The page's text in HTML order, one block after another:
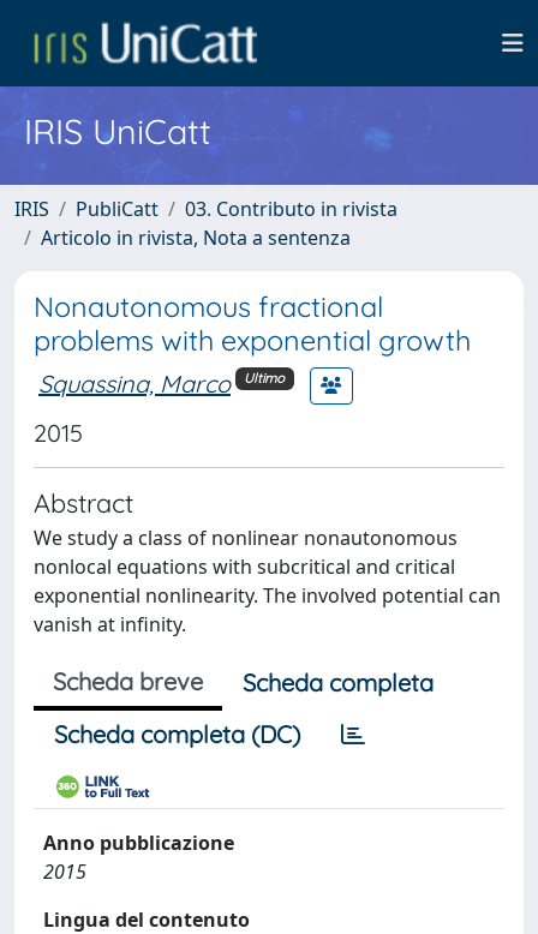
IRIS UniCatt
IRIS PubliCatt
03. Contributo in rivista
Articolo in rivista, Nota a sentenza
Nonautonomous fractional
problems with exponential growth
Squassina, Marco Ultimo
2015
Abstract
We study a class of nonlinear nonautonomous
nonlocal equations with subcritical and critical
exponential nonlinearity. The involved potential can
vanish at infinity.
Scheda breve
Scheda completa
Scheda completa (DC)
Anno pubblicazione
2015
Lingua del contenuto